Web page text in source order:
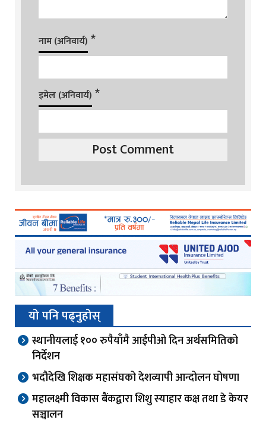
नाम (अनिवार्य) *
इमेल (अनिवार्य) *
यो पनि पढ्नुहोस्
स्थानीयलाई १०० रुपैयाँमै आईपीओ दिन अर्थसमितिको
निर्देशन
भदौदेखि शिक्षक महासंघको देशव्यापी आन्दोलन घोषणा
महालक्ष्मी विकास बैंकद्वारा शिशु स्याहार कक्ष तथा डे केयर
सञ्चालन